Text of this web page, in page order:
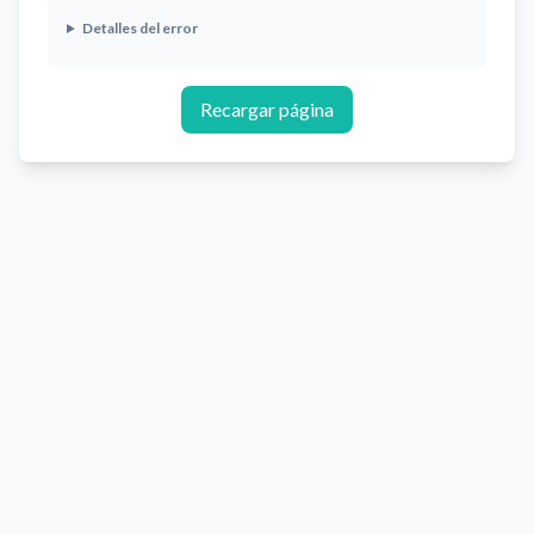
Detalles del error
Recargar página